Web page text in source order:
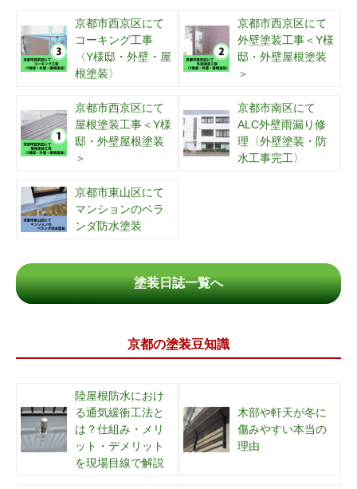
京都市西京区にて
コーキング工事
〈Y様邸・外壁・屋
根塗装〉
京都市西京区にて
外壁塗装工事＜Y様
邸・外壁屋根塗装
＞
京都市西京区にて
屋根塗装工事＜Y様
邸・外壁屋根塗装
＞
京都市南区にて
ALC外壁雨漏り修
理〈外壁塗装・防
水工事完工〉
京都市東山区にて
マンションのベラ
ンダ防水塗装
塗装日誌一覧へ
京都の塗装豆知識
陸屋根防水におけ
る通気緩衝工法と
は？仕組み・メリ
ット・デメリット
を現場目線で解説
木部や軒天が冬に
傷みやすい本当の
理由